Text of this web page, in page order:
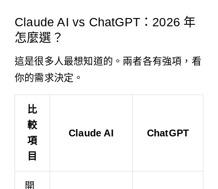
Claude AI vs ChatGPT：2026 年
怎麼選？
這是很多人最想知道的。兩者各有強項，看
你的需求決定。
比
較
項
目
Claude AI ChatGPT
開